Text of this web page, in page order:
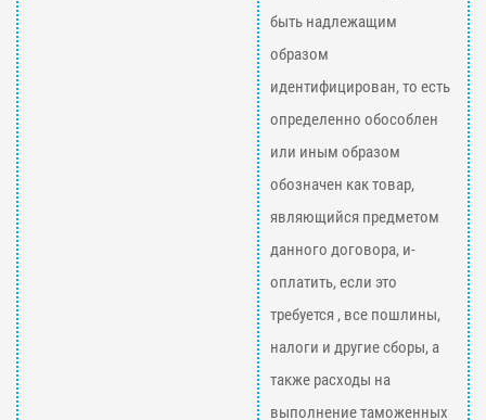
быть надлежащим
образом
идентифицирован, то есть
определенно обособлен
или иным образом
обозначен как товар,
являющийся предметом
данного договора, и-
оплатить, если это
требуется , все пошлины,
налоги и другие сборы, а
также расходы на
выполнение таможенных